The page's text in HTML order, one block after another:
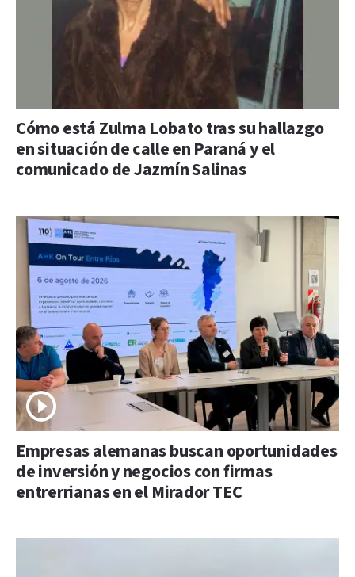
Cómo está Zulma Lobato tras su hallazgo
en situación de calle en Paraná y el
comunicado de Jazmín Salinas
Empresas alemanas buscan oportunidades
de inversión y negocios con firmas
entrerrianas en el Mirador TEC